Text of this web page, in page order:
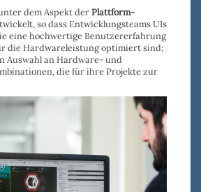
dem Aspekt derPlattform-
so dass Entwicklungsteams UIs
eine hochwertige Benutzererfahrung
die Hardwareleistung optimiert sind;
Auswahl an Hardware- und
die für ihre Projekte zur